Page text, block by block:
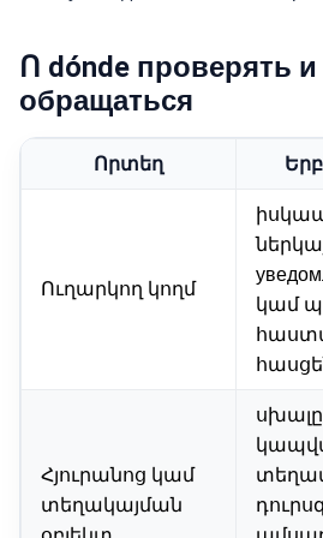
Ո dónde проверять и
обращаться
Որտեղ
Ուղարկող կողմ
կամ
Հյուրանոց կամ
տեղակայման
սխալը